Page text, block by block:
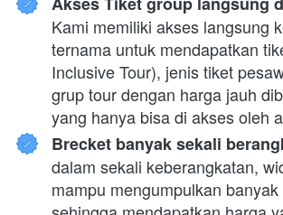
Kami memiliki akses langsung
ternama untuk mendapatkan
Inclusive Tour), jenis tiket
grup tour dengan harga jauh
yang hanya bisa di akses oleh
Brecket banyak sekali
dalam sekali keberangkatan,
mampu mengumpulkan